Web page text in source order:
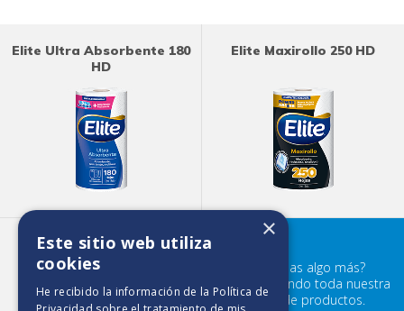
Elite Ultra Absorbente 180
HD
Elite Maxirollo 250 HD
Elite Maxirollo 450 HD
¿Buscabas algo más?
Prueba mirando toda nuestra
familia de productos.
×
Este sitio web utiliza
cookies
He recibido la información de la Política de